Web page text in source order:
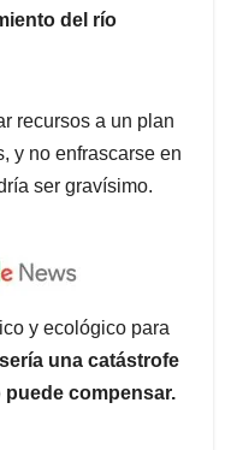
del río
recursos a un plan
y no enfrascarse en
ser gravísimo.
y ecológico para
una catástrofe
compensar.